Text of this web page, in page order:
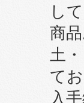
し
商
土
て
入